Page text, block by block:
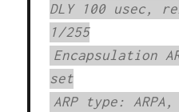
DLY 100 usec,
1/255
Encapsulation
set
ARP type: ARPA,